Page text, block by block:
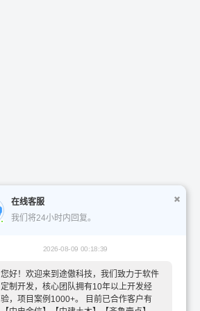
在线客服
我们将24小时内回复。
2026-08-09 00:18:39
您好！欢迎来到途傲科技，我们致力于软件
定制开发，核心团队拥有10年以上开发经
验，项目案例1000+。 目前已合作客户有